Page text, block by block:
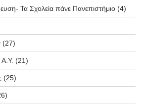
Τα Σχολεία πάνε Πανεπιστήμιο (4)
(27)
Α.Υ. (21)
(25)